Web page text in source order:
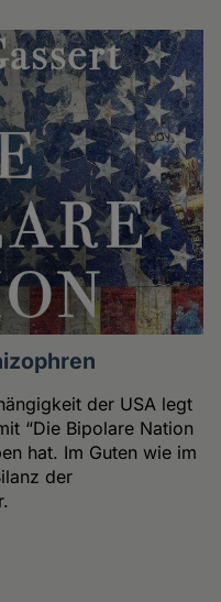
der USA legt
“Die Bipolare Nation
hat. Im Guten wie im
der